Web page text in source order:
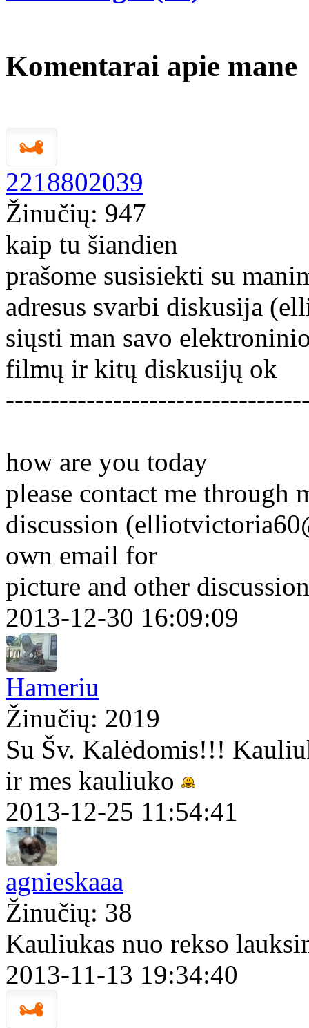
Komentarai apie mane
2218802039
Žinučių: 947
kaip tu šiandien
prašome susisiekti su
adresus svarbi diskusija
siųsti man savo
filmų ir kitų diskusijų ok
how are you today
please contact me through
discussion
own email for
picture and other
2013-12-30 16:09:09
Hameriu
Žinučių: 2019
Su Šv. Kalėdomis!!!
ir mes kauliuko
2013-12-25 11:54:41
agnieskaaa
Žinučių: 38
Kauliukas nuo rekso
2013-11-13 19:34:40